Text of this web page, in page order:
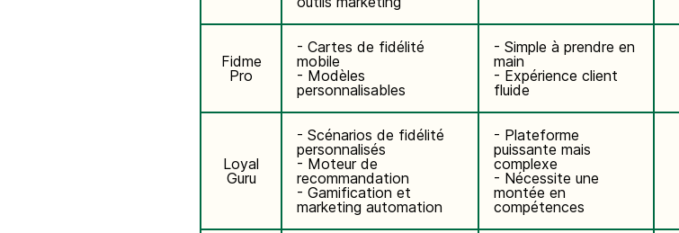
Fidme
Pro
- Cartes de fidélité
mobile
- Modèles
personnalisables
- Simple à prendre en
main
- Expérience client
fluide
Loyal
Guru
- Scénarios de fidélité
personnalisés
- Moteur de
recommandation
- Gamification et
marketing automation
- Plateforme
puissante mais
complexe
- Nécessite une
montée en
compétences